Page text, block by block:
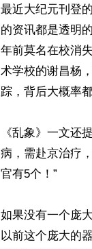
最近大纪元刊登
的资讯都是透明
年前莫名在校消
术学校的谢昌杨
踪，背后大概率
《乱象》一文还
病，需赴京治疗
官有5个！”
如果没有一个庞
以前这个庞大的